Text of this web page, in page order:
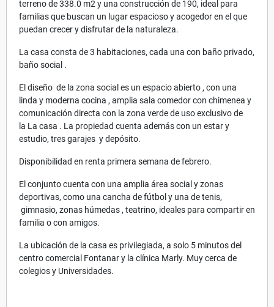
terreno de 338.0 m2 y una construcción de 190, ideal para
familias que buscan un lugar espacioso y acogedor en el que
puedan crecer y disfrutar de la naturaleza.
La casa consta de 3 habitaciones, cada una con baño privado,
baño social .
El diseño de la zona social es un espacio abierto , con una
linda y moderna cocina , amplia sala comedor con chimenea y
comunicación directa con la zona verde de uso exclusivo de
la La casa . La propiedad cuenta además con un estar y
estudio, tres garajes y depósito.
Disponibilidad en renta primera semana de febrero.
El conjunto cuenta con una amplia área social y zonas
deportivas, como una cancha de fútbol y una de tenis,
gimnasio, zonas húmedas , teatrino, ideales para compartir en
familia o con amigos.
La ubicación de la casa es privilegiada, a solo 5 minutos del
centro comercial Fontanar y la clínica Marly. Muy cerca de
colegios y Universidades.